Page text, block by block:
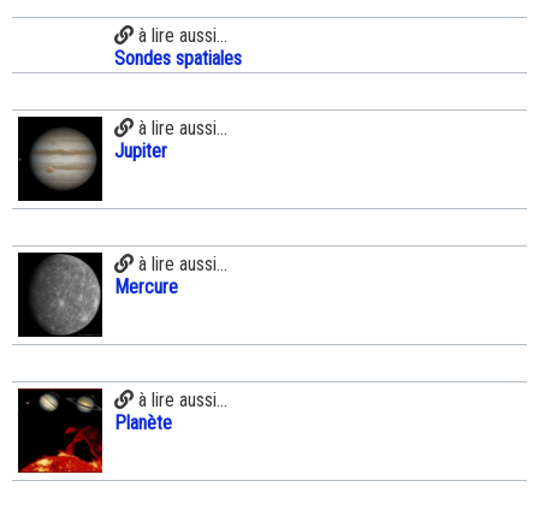
à lire aussi...
Sondes spatiales
à lire aussi...
Jupiter
à lire aussi...
Mercure
à lire aussi...
Planète